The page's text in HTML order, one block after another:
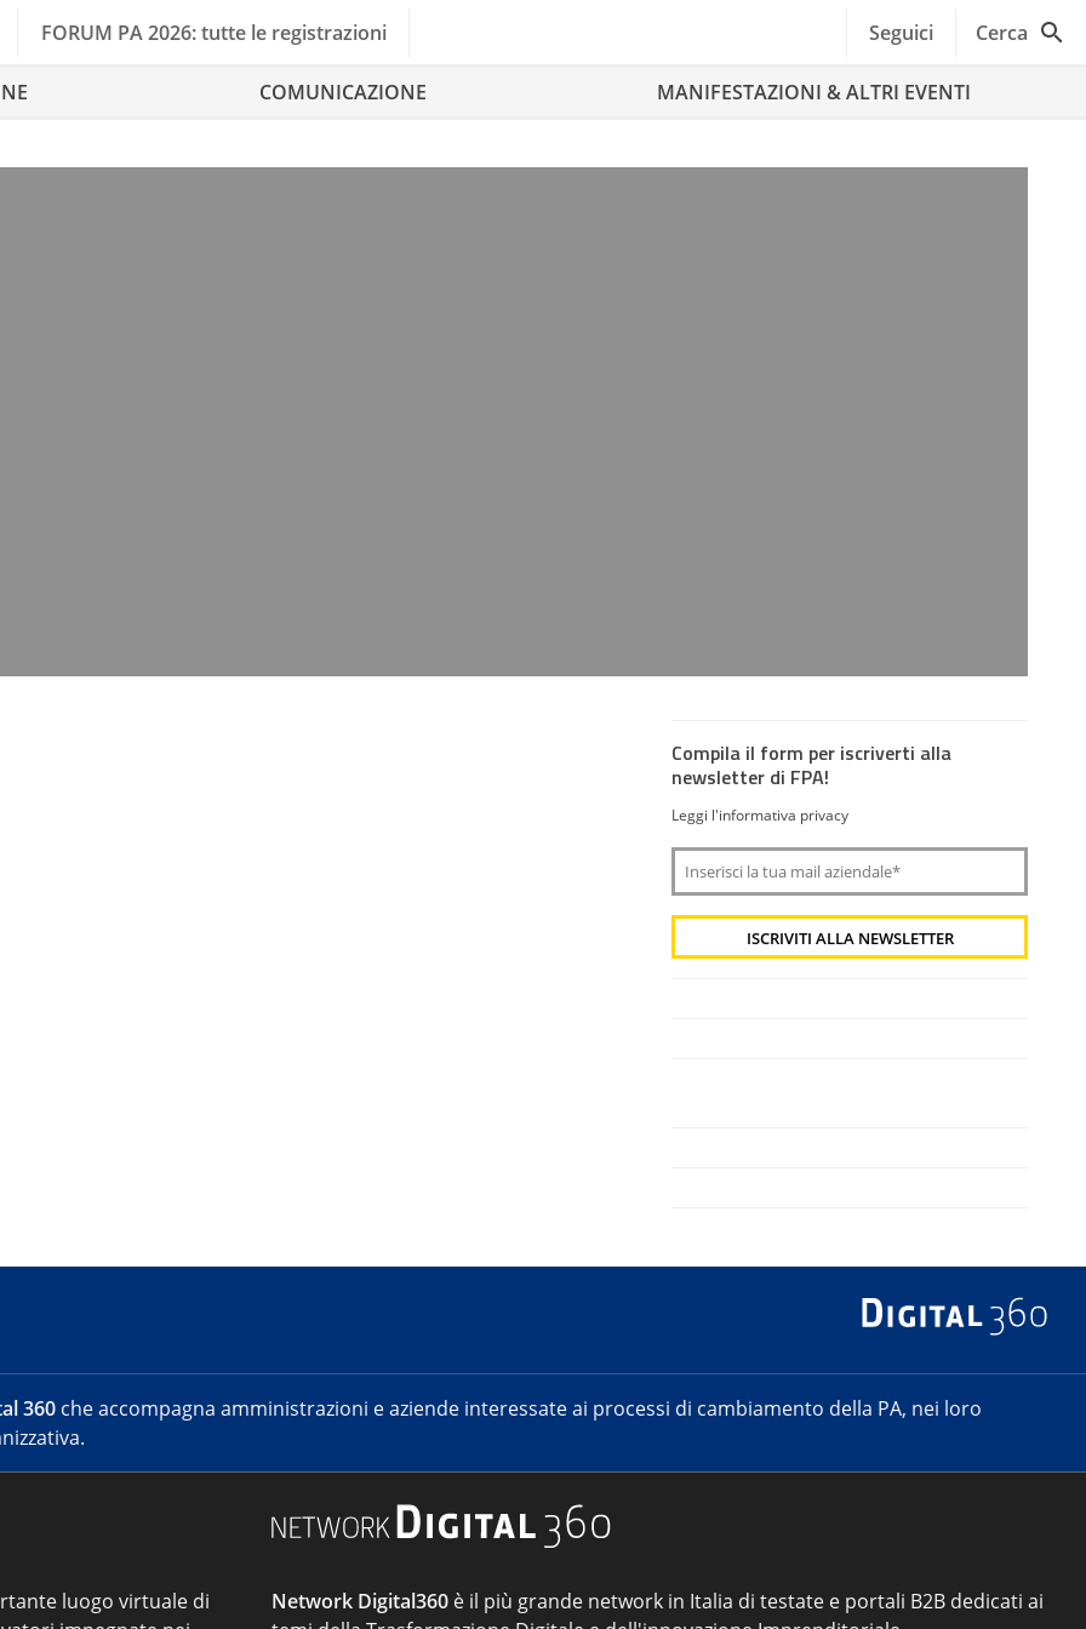
FORUM PA 2026: tutte le registrazioni Seguici Cerca
COMUNICAZIONE MANIFESTAZIONI & ALTRI EVENTI
Compila il form per iscriverti alla
newsletter di FPA!
Leggi l'informativa privacy
360 che accompagna amministrazioni e aziende interessate ai processi di cambiamento della PA, nei loro
luogo virtuale di
Network Digital360 è il più grande network in Italia di testate e portali B2B dedicati ai